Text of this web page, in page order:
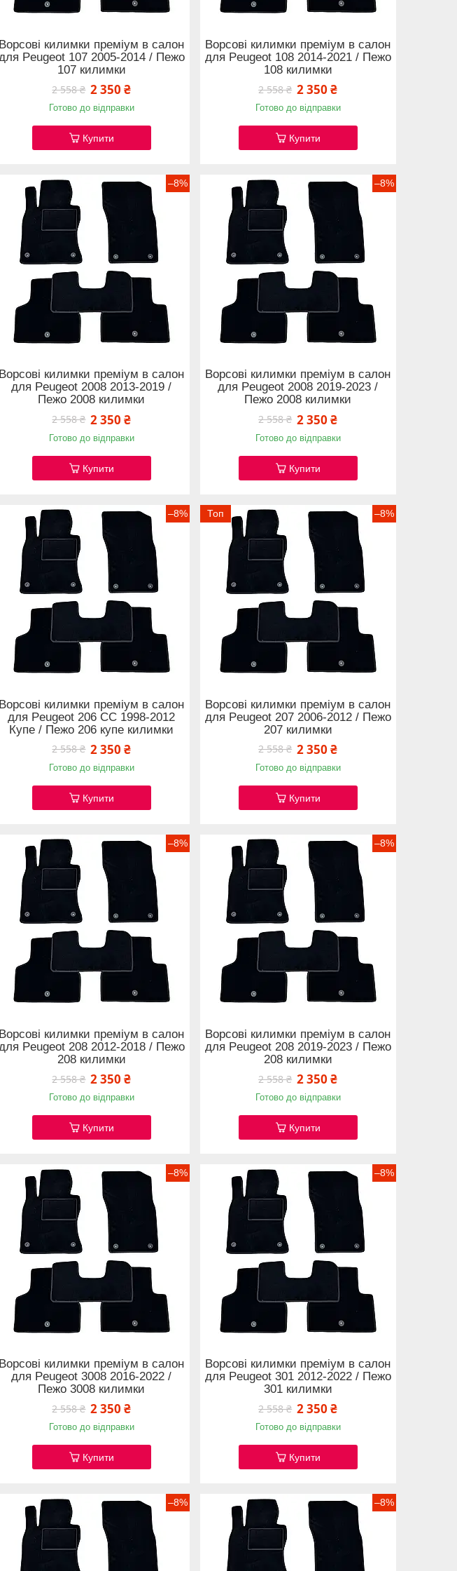
Ворсові килимки преміум в салон
Peugeot 107 2005-2014 / Пежо
107 килимки
2 558 ₴ 2 350 ₴
Готово до відправки
Купити
Ворсові килимки преміум в салон
для Peugeot 108 2014-2021 / Пежо
108 килимки
2 558 ₴ 2 350 ₴
Готово до відправки
Купити
–8%
Ворсові килимки преміум в салон
для Peugeot 2008 2013-2019 /
Пежо 2008 килимки
2 558 ₴ 2 350 ₴
Готово до відправки
Купити
–8%
Ворсові килимки преміум в салон
для Peugeot 2008 2019-2023 /
Пежо 2008 килимки
2 558 ₴ 2 350 ₴
Готово до відправки
Купити
–8%
Ворсові килимки преміум в салон
для Peugeot 206 CC 1998-2012
Купе / Пежо 206 купе килимки
2 558 ₴ 2 350 ₴
Готово до відправки
Купити
Топ –8%
Ворсові килимки преміум в салон
для Peugeot 207 2006-2012 / Пежо
207 килимки
2 558 ₴ 2 350 ₴
Готово до відправки
Купити
–8%
Ворсові килимки преміум в салон
для Peugeot 208 2012-2018 / Пежо
208 килимки
2 558 ₴ 2 350 ₴
Готово до відправки
Купити
–8%
Ворсові килимки преміум в салон
для Peugeot 208 2019-2023 / Пежо
208 килимки
2 558 ₴ 2 350 ₴
Готово до відправки
Купити
–8%
Ворсові килимки преміум в салон
для Peugeot 3008 2016-2022 /
Пежо 3008 килимки
2 558 ₴ 2 350 ₴
Готово до відправки
Купити
–8%
Ворсові килимки преміум в салон
для Peugeot 301 2012-2022 / Пежо
301 килимки
2 558 ₴ 2 350 ₴
Готово до відправки
Купити
–8% –8%